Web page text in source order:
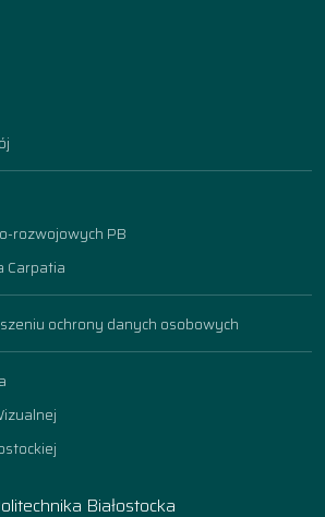
rozwojowych PB
Carpatia
ochrony danych osobowych
Białostocka